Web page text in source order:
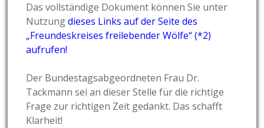
Das vollständige Dokument können Sie unter
Nutzungdieses Links auf der Seite des
„Freundeskreises freilebender Wölfe“ (*2)
aufrufen!
Der Bundestagsabgeordneten Frau Dr.
Tackmann sei an dieser Stelle für die richtige
Frage zur richtigen Zeit gedankt. Das schafft
Klarheit!